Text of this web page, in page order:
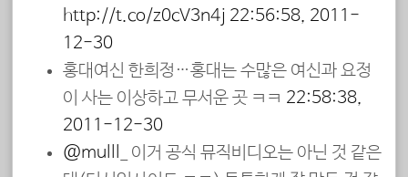
http://t.co/z0cV3n4j 22:56:58, 2011-
12-30
홍대여신 한희정…홍대는 수많은 여신과 요정
이 사는 이상하고 무서운 곳 ㅋㅋ 22:58:38,
2011-12-30
@mulll_
이거 공식 뮤직비디오는 아닌 것 같은